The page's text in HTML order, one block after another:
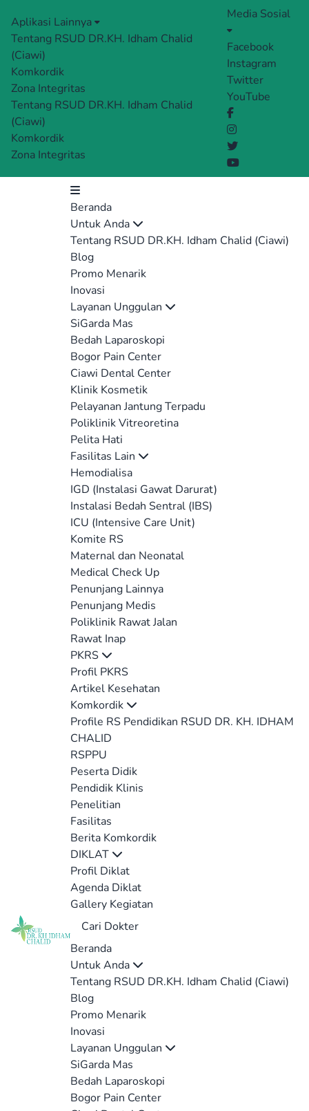
Aplikasi Lainnya
Tentang RSUD DR.KH. Idham Chalid
(Ciawi)
Komkordik
Zona Integritas
Tentang RSUD DR.KH. Idham Chalid
(Ciawi)
Komkordik
Zona Integritas
Media Sosial
Facebook
Instagram
Twitter
YouTube
Beranda
Untuk Anda
Tentang RSUD DR.KH. Idham Chalid (Ciawi)
Blog
Promo Menarik
Inovasi
Layanan Unggulan
SiGarda Mas
Bedah Laparoskopi
Bogor Pain Center
Ciawi Dental Center
Klinik Kosmetik
Pelayanan Jantung Terpadu
Poliklinik Vitreoretina
Pelita Hati
Fasilitas Lain
Hemodialisa
IGD (Instalasi Gawat Darurat)
Instalasi Bedah Sentral (IBS)
ICU (Intensive Care Unit)
Komite RS
Maternal dan Neonatal
Medical Check Up
Penunjang Lainnya
Penunjang Medis
Poliklinik Rawat Jalan
Rawat Inap
PKRS
Profil PKRS
Artikel Kesehatan
Komkordik
Profile RS Pendidikan RSUD DR. KH. IDHAM
CHALID
RSPPU
Peserta Didik
Pendidik Klinis
Penelitian
Fasilitas
Berita Komkordik
DIKLAT
Profil Diklat
Agenda Diklat
Gallery Kegiatan
Cari Dokter
Beranda
Untuk Anda
Tentang RSUD DR.KH. Idham Chalid (Ciawi)
Blog
Promo Menarik
Inovasi
Layanan Unggulan
SiGarda Mas
Bedah Laparoskopi
Bogor Pain Center